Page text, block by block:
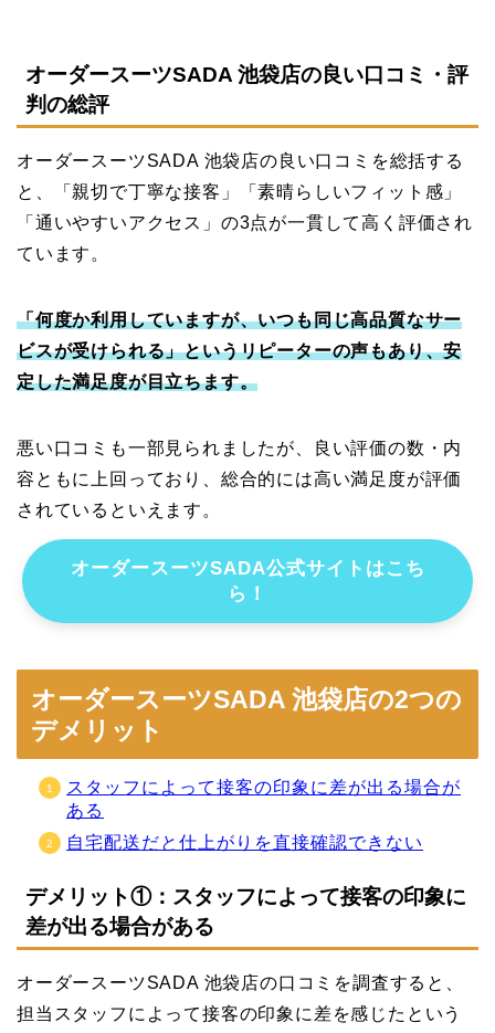
オーダースーツSADA 池袋店の良い口コミ・評
判の総評
オーダースーツSADA 池袋店の良い口コミを総括する
と、「親切で丁寧な接客」「素晴らしいフィット感」
「通いやすいアクセス」の3点が一貫して高く評価され
ています。
「何度か利用していますが、いつも同じ高品質なサー
ビスが受けられる」というリピーターの声もあり、安
定した満足度が目立ちます。
悪い口コミも一部見られましたが、良い評価の数・内
容ともに上回っており、総合的には高い満足度が評価
されているといえます。
オーダースーツSADA公式サイトはこち
ら！
オーダースーツSADA 池袋店の2つの
デメリット
スタッフによって接客の印象に差が出る場合が
ある
自宅配送だと仕上がりを直接確認できない
デメリット①：スタッフによって接客の印象に
差が出る場合がある
オーダースーツSADA 池袋店の口コミを調査すると、
担当スタッフによって接客の印象に差を感じたという